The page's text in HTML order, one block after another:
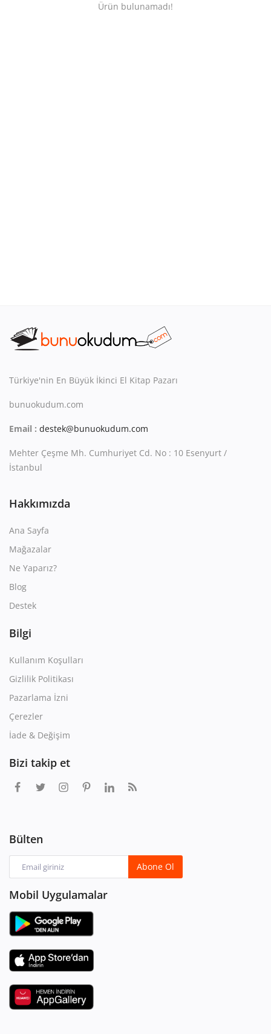
Ürün bulunamadı!
Türkiye'nin En Büyük İkinci El Kitap Pazarı
bunuokudum.com
Email : destek@bunuokudum.com
Mehter Çeşme Mh. Cumhuriyet Cd. No : 10 Esenyurt /
İstanbul
Hakkımızda
Ana Sayfa
Mağazalar
Ne Yaparız?
Blog
Destek
Bilgi
Kullanım Koşulları
Gizlilik Politikası
Pazarlama İzni
Çerezler
İade & Değişim
Bizi takip et
Bülten
Abone Ol
Mobil Uygulamalar